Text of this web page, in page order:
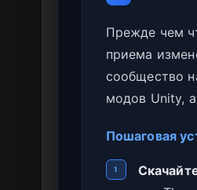
Прежде чем
приема
сообщество
модов Unity,
Пошаговая
1